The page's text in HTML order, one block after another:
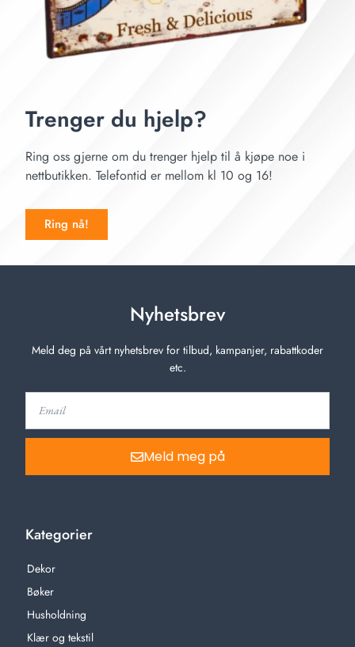
Trenger du hjelp?
Ring oss gjerne om du trenger hjelp til å kjøpe noe i
nettbutikken. Telefontid er mellom kl 10 og 16!
Ring nå!
Nyhetsbrev
Meld deg på vårt nyhetsbrev for tilbud, kampanjer, rabattkoder
etc.
Meld meg på
Kategorier
Dekor
Bøker
Husholdning
Klær og tekstil